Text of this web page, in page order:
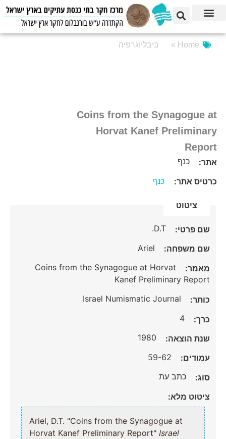
Home » ביבליוגרפיה
Coins from the Synagogue at
Horvat Kanef Preliminary
Report
אתר: כנף
כרטיס אתר: כנף
ציטוט
שם פרטי: D.T.
שם משפחה: Ariel
מאמר:
Coins from the Synagogue at Horvat
Kanef Preliminary Report
כותר: Israel Numismatic Journal
כרך: 4
שנת הוצאה: 1980
עמודים: 59-62
סוג: כתב עת
ציטוט מלא:
Ariel, D.T. "Coins from the Synagogue at
Horvat Kanef Preliminary Report"Israel